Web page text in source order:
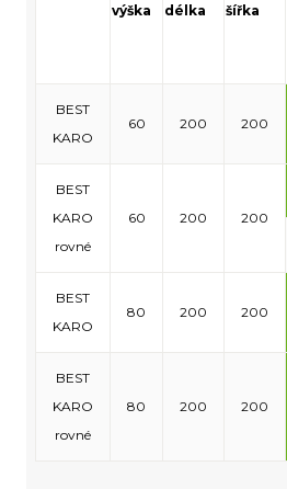
výška délka šířka
BEST
KARO
60 200 200
BEST
KARO
rovné
60 200 200
BEST
KARO
80 200 200
BEST
KARO
rovné
80 200 200